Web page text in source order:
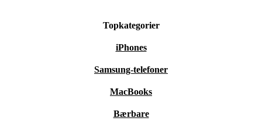
Topkategorier
iPhones
Samsung-telefoner
MacBooks
Bærbare